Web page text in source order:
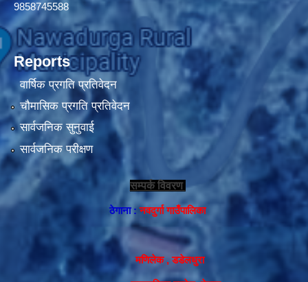
9858745588
Reports
वार्षिक प्रगति प्रतिवेदन
चौमासिक प्रगति प्रतिवेदन
सार्वजनिक सुनुवाई
सार्वजनिक परीक्षण
सम्पर्क विवरण
ठेगाना :नवदुर्गा गाउँपालिका
मणिलेक , डडेलधुरा